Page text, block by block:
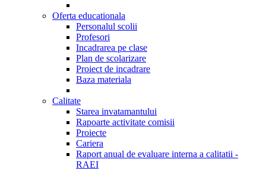
Oferta educationala
Personalul scolii
Profesori
Incadrarea pe clase
Plan de scolarizare
Proiect de incadrare
Baza materiala
Calitate
Starea invatamantului
Rapoarte activitate comisii
Proiecte
Cariera
Raport anual de evaluare interna a calitatii -
RAEI